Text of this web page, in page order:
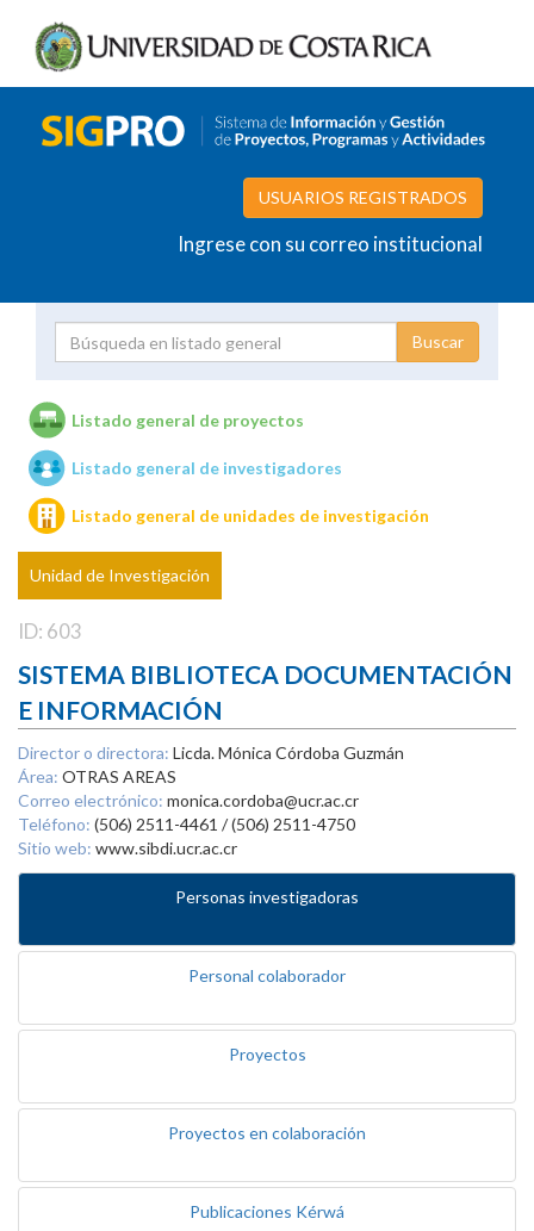
USUARIOS REGISTRADOS
Ingrese con su correo institucional
Unidades de investigación
Listado general de proyectos
Listado general de investigadores
Listado general de unidades de investigación
Unidad de Investigación
ID: 603
SISTEMA BIBLIOTECA DOCUMENTACIÓN
E INFORMACIÓN
Director o directora: Licda. Mónica Córdoba Guzmán
Área: OTRAS AREAS
Correo electrónico: monica.cordoba@ucr.ac.cr
Teléfono: (506) 2511-4461 / (506) 2511-4750
Sitio web: www.sibdi.ucr.ac.cr
Personas investigadoras
Personal colaborador
Proyectos
Proyectos en colaboración
Publicaciones Kérwá